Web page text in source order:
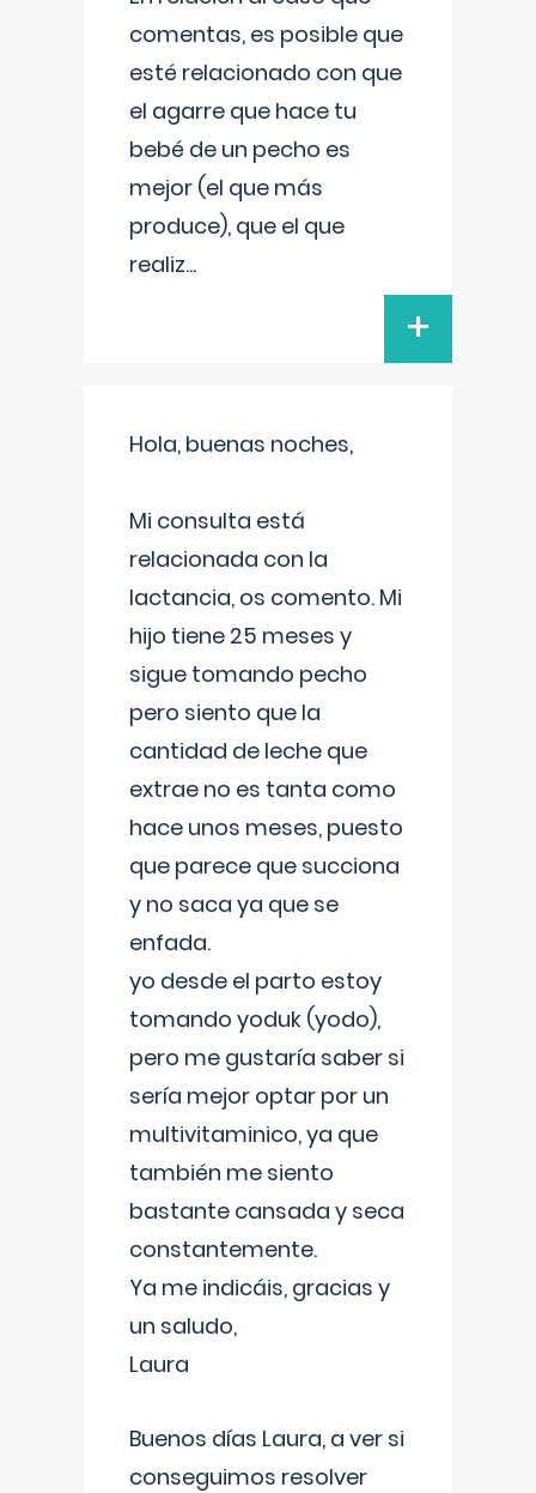
comentas, es posible que
esté relacionado con que
el agarre que hace tu
bebé de un pecho es
mejor (el que más
produce), que el que
realiz...
+
Hola, buenas noches,
Mi consulta está
relacionada con la
lactancia, os comento. Mi
hijo tiene 25 meses y
sigue tomando pecho
pero siento que la
cantidad de leche que
extrae no es tanta como
hace unos meses, puesto
que parece que succiona
y no saca ya que se
enfada.
yo desde el parto estoy
tomando yoduk (yodo),
pero me gustaría saber si
sería mejor optar por un
multivitaminico, ya que
también me siento
bastante cansada y seca
constantemente.
Ya me indicáis, gracias y
un saludo,
Laura
Buenos días Laura, a ver si
conseguimos resolver